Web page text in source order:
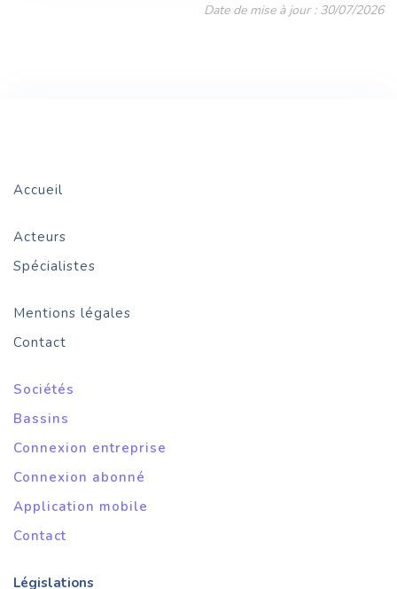
Date de mise à jour : 30/07/2026
Accueil
Acteurs
Spécialistes
Mentions légales
Contact
Sociétés
Bassins
Connexion entreprise
Connexion abonné
Application mobile
Contact
Législations